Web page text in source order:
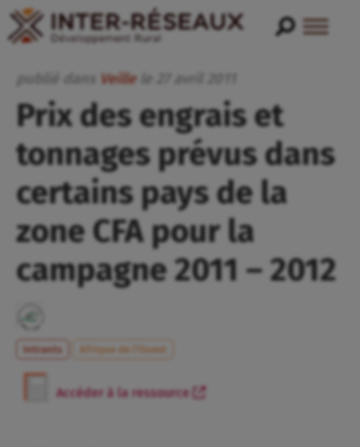
publié dans Veille le avril
Prix des engrais et
tonnages prévus dans
certains pays de la
zone CFA pour la
campagne 2011 – 2012
Intrants Afrique de l’Ouest
Accéder à la ressource